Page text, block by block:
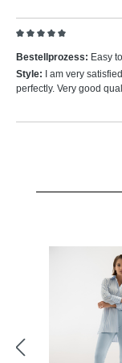
Bestellprozess: Easy
Style: I am very
perfectly. Very good